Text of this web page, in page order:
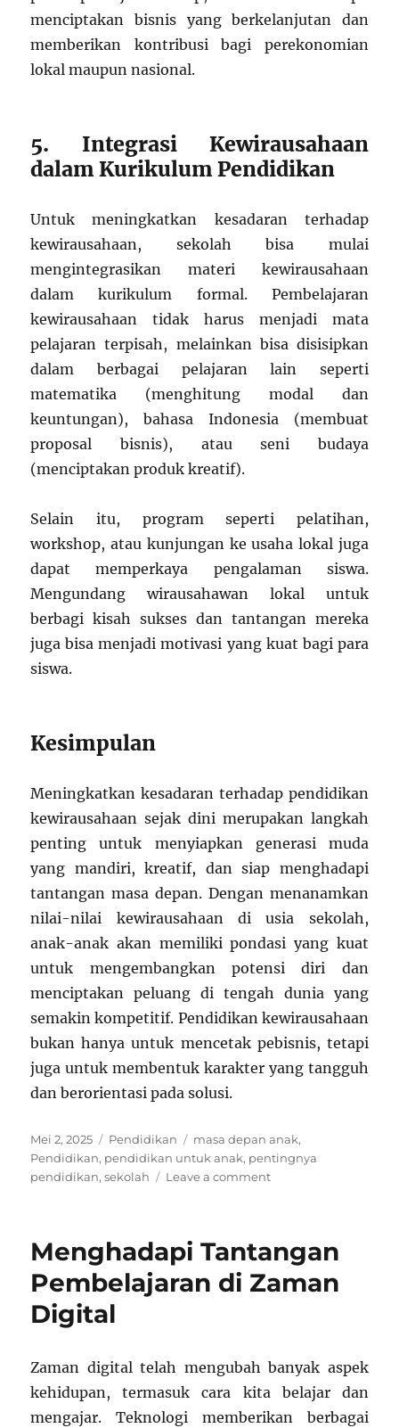
menciptakan bisnis yang berkelanjutan dan
memberikan kontribusi bagi perekonomian
lokal maupun nasional.
5. Integrasi Kewirausahaan
dalam Kurikulum Pendidikan
Untuk meningkatkan kesadaran terhadap
kewirausahaan, sekolah bisa mulai
mengintegrasikan materi kewirausahaan
dalam kurikulum formal. Pembelajaran
kewirausahaan tidak harus menjadi mata
pelajaran terpisah, melainkan bisa disisipkan
dalam berbagai pelajaran lain seperti
matematika (menghitung modal dan
keuntungan), bahasa Indonesia (membuat
proposal bisnis), atau seni budaya
(menciptakan produk kreatif).
Selain itu, program seperti pelatihan,
workshop, atau kunjungan ke usaha lokal juga
dapat memperkaya pengalaman siswa.
Mengundang wirausahawan lokal untuk
berbagi kisah sukses dan tantangan mereka
juga bisa menjadi motivasi yang kuat bagi para
siswa.
Kesimpulan
Meningkatkan kesadaran terhadap pendidikan
kewirausahaan sejak dini merupakan langkah
penting untuk menyiapkan generasi muda
yang mandiri, kreatif, dan siap menghadapi
tantangan masa depan. Dengan menanamkan
nilai-nilai kewirausahaan di usia sekolah,
anak-anak akan memiliki pondasi yang kuat
untuk mengembangkan potensi diri dan
menciptakan peluang di tengah dunia yang
semakin kompetitif. Pendidikan kewirausahaan
bukan hanya untuk mencetak pebisnis, tetapi
juga untuk membentuk karakter yang tangguh
dan berorientasi pada solusi.
Posted
on
Mei 2, 2025 Categories
Pendidikan Tags
masa depan anak,
Pendidikan, pendidikan untuk anak, pentingnya
pendidikan,sekolah Leave a commenton
Pendidikan
Kewirausahaan
Sejak
Menghadapi Tantangan
Pembelajaran di Zaman
Digital
Zaman digital telah mengubah banyak aspek
kehidupan, termasuk cara kita belajar dan
mengajar. Teknologi memberikan berbagai